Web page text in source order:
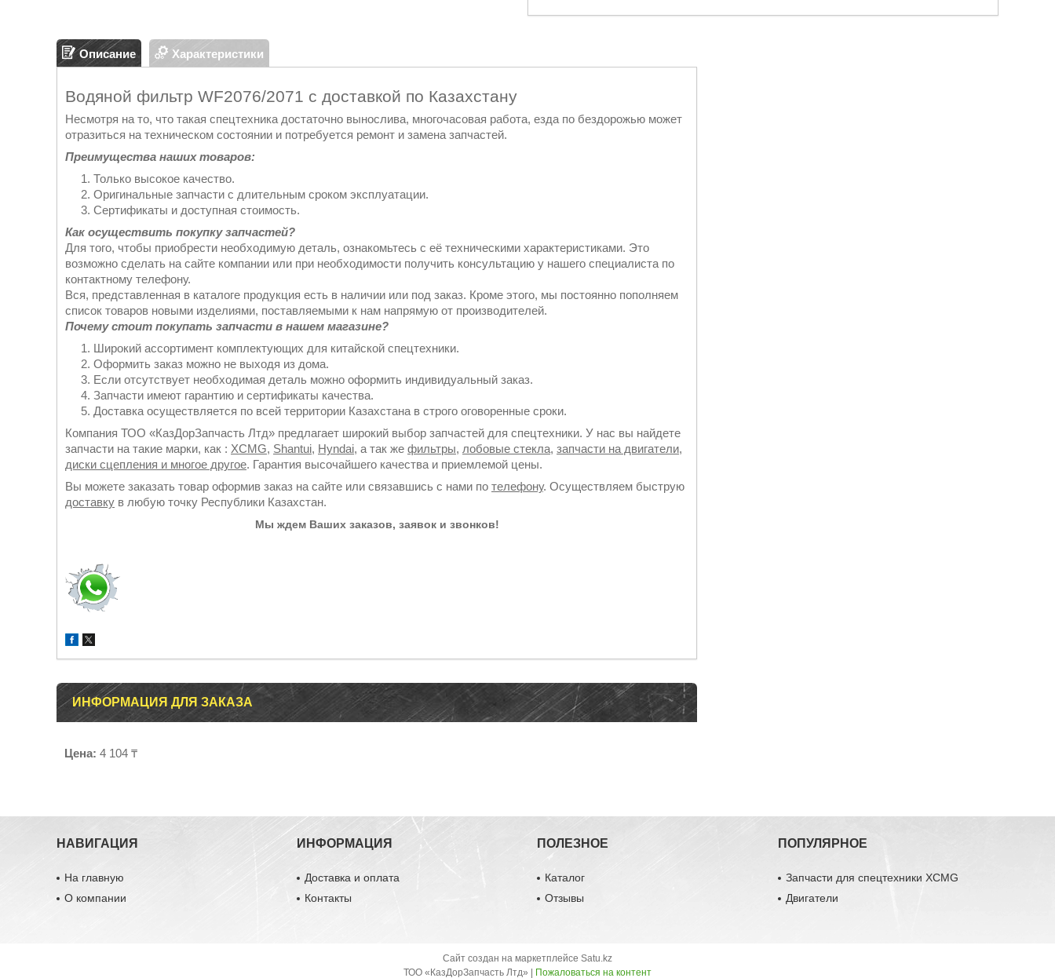
Описание Характеристики
Водяной фильтр WF2076/2071 с доставкой по Казахстану
Несмотря на то, что такая спецтехника достаточно вынослива, многочасовая работа, езда по бездорожью может
отразиться на техническом состоянии и потребуется ремонт и замена запчастей.
Преимущества наших товаров:
Только высокое качество.
Оригинальные запчасти с длительным сроком эксплуатации.
Сертификаты и доступная стоимость.
Как осуществить покупку запчастей?
Для того, чтобы приобрести необходимую деталь, ознакомьтесь с её техническими характеристиками. Это
возможно сделать на сайте компании или при необходимости получить консультацию у нашего специалиста по
контактному телефону.
Вся, представленная в каталоге продукция есть в наличии или под заказ. Кроме этого, мы постоянно пополняем
список товаров новыми изделиями, поставляемыми к нам напрямую от производителей.
Почему стоит покупать запчасти в нашем магазине?
Широкий ассортимент комплектующих для китайской спецтехники.
Оформить заказ можно не выходя из дома.
Если отсутствует необходимая деталь можно оформить индивидуальный заказ.
Запчасти имеют гарантию и сертификаты качества.
Доставка осуществляется по всей территории Казахстана в строго оговоренные сроки.
Компания ТОО «КазДорЗапчасть Лтд» предлагает широкий выбор запчастей для спецтехники. У нас вы найдете
запчасти на такие марки, как : XCMG, Shantui, Hyndai, а так же фильтры, лобовые стекла, запчасти на двигатели,
диски сцепления и многое другое. Гарантия высочайшего качества и приемлемой цены.
Вы можете заказать товар оформив заказ на сайте или связавшись с нами по телефону. Осуществляем быструю
доставку в любую точку Республики Казахстан.
Мы ждем Ваших заказов, заявок и звонков!
ИНФОРМАЦИЯ ДЛЯ ЗАКАЗА
Цена: 4 104 ₸
НАВИГАЦИЯ
На главную
О компании
ИНФОРМАЦИЯ
Доставка и оплата
Контакты
ПОЛЕЗНОЕ
Каталог
Отзывы
ПОПУЛЯРНОЕ
Запчасти для спецтехники XCMG
Двигатели
Сайт создан на маркетплейсе Satu.kz
Пожаловаться на контент